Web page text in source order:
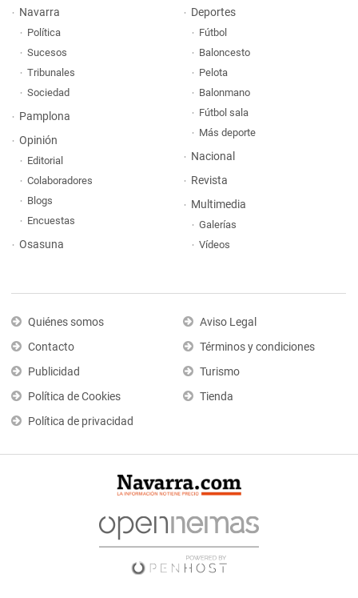
Navarra
Política
Sucesos
Tribunales
Sociedad
Pamplona
Opinión
Editorial
Colaboradores
Blogs
Encuestas
Osasuna
Deportes
Fútbol
Baloncesto
Pelota
Balonmano
Fútbol sala
Más deporte
Nacional
Revista
Multimedia
Galerías
Vídeos
Quiénes somos
Contacto
Publicidad
Política de Cookies
Política de privacidad
Aviso Legal
Términos y condiciones
Turismo
Tienda